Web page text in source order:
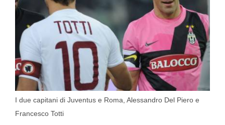
I due capitani di Juventus e Roma, Alessandro Del Piero e
Francesco Totti